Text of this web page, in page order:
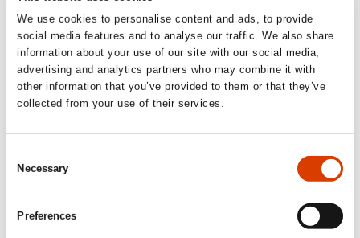
We use cookies to personalise content and ads, to provide
social media features and to analyse our traffic. We also share
information about your use of our site with our social media,
advertising and analytics partners who may combine it with
other information that you’ve provided to them or that they’ve
collected from your use of their services.
Selection
Necessary
Preferences